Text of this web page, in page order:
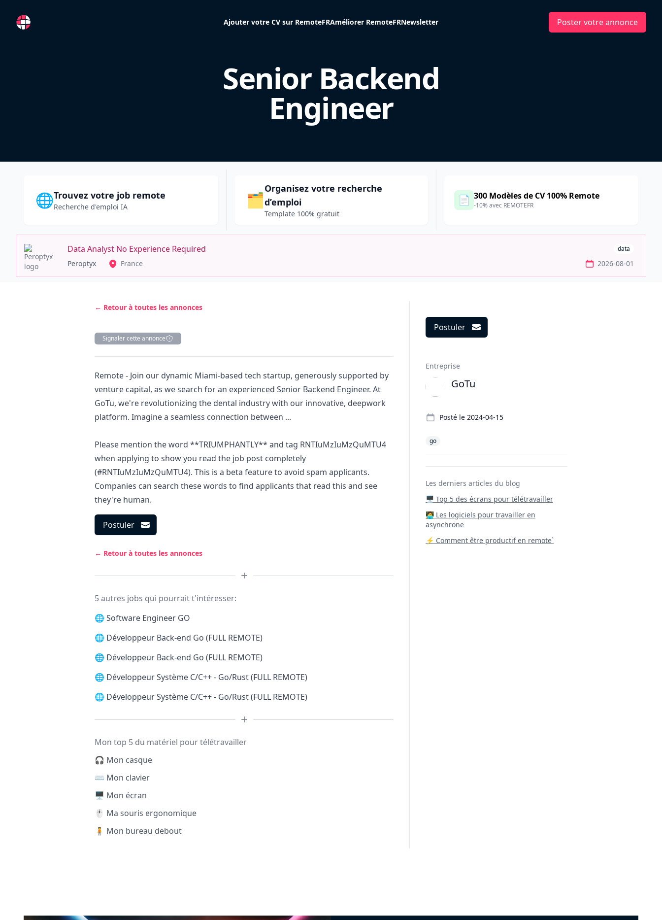
RemoteFR Ajouter votre CV sur RemoteFRAméliorer RemoteFRNewsletter Poster votre annonce
Senior Backend
Engineer
🌐Trouvez votre job remote
Recherche d'emploi IA 🗂️
Organisez votre recherche
d’emploi
Template 100% gratuit
📄 300 Modèles de CV 100% Remote
-10% avec REMOTEFR
Data Analyst No Experience Required data
Peroptyx France 2026-08-01
← Retour à toutes les annonces
Signaler cette annonce
Description
Remote - Join our dynamic Miami-based tech startup, generously supported by
venture capital, as we search for an experienced Senior Backend Engineer. At
GoTu, we're revolutionizing the dental industry with our innovative, deepwork
platform. Imagine a seamless connection between ...
Please mention the word **TRIUMPHANTLY** and tag RNTIuMzIuMzQuMTU4
when applying to show you read the job post completely
(#RNTIuMzIuMzQuMTU4). This is a beta feature to avoid spam applicants.
Companies can search these words to find applicants that read this and see
they're human.
Postuler
← Retour à toutes les annonces
5 autres jobs qui pourrait t'intéresser:
🌐 Software Engineer GO
🌐 Développeur Back-end Go (FULL REMOTE)
🌐 Développeur Back-end Go (FULL REMOTE)
🌐 Développeur Système C/C++ - Go/Rust (FULL REMOTE)
🌐 Développeur Système C/C++ - Go/Rust (FULL REMOTE)
Mon top 5 du matériel pour télétravailler
🎧 Mon casque
⌨️ Mon clavier
🖥️ Mon écran
🖱️ Ma souris ergonomique
🧍 Mon bureau debout
Postuler
Entreprise
GoTu
Posté le 2024-04-15
go
Les derniers articles du blog
🖥️ Top 5 des écrans pour télétravailler
‍🧑‍💻 Les logiciels pour travailler en
asynchrone
⚡ Comment être productif en remote`